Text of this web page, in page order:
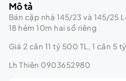
Mô tả
Bán cặp nhà 145/23 và 145/25
18 hẻm 10m hai sổ riêng
Giá 2 căn 11 tỷ 500 TL, 1 căn 5
Lh Thiên 0903652980